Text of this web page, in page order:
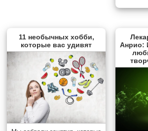
11 необычных хобби,
которые вас удивят
Анрио: